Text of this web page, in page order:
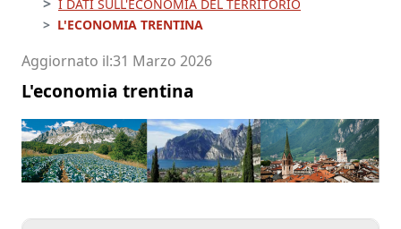
I DATI SULL'ECONOMIA DEL TERRITORIO
L'ECONOMIA TRENTINA
Aggiornato il 31 Marzo 2026
L'economia trentina